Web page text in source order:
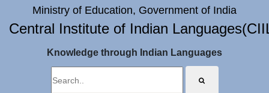
Ministry of Education, Government of India
Central Institute of Indian
Knowledge through Indian Languages